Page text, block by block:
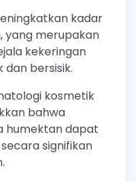
kadar
yang merupakan
kekeringan
bersisik.
kosmetik
bahwa
humektan dapat
signifikan